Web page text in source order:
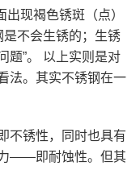
现褐色锈斑（点）
是不会生锈的；生锈
题”。 以上实则是对
法。其实不锈钢在一
不锈性，同时也具有
——即耐蚀性。但其